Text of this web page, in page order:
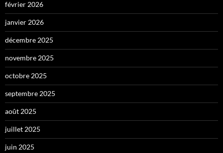
février 2026
janvier 2026
décembre 2025
novembre 2025
octobre 2025
septembre 2025
août 2025
juillet 2025
juin 2025